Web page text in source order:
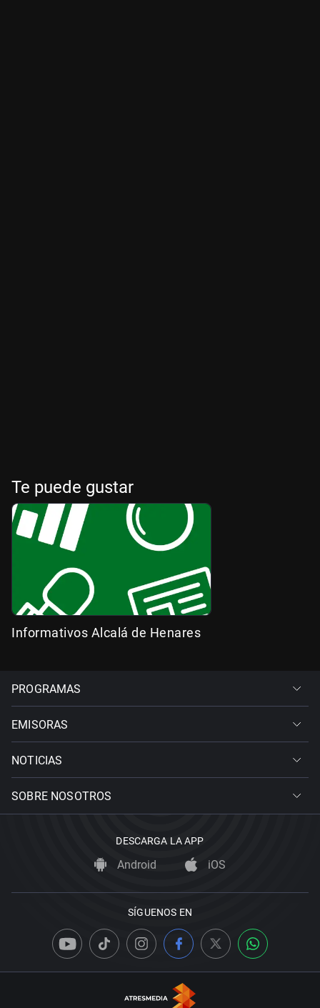
Te puede gustar
Informativos Alcalá de Henares
PROGRAMAS
EMISORAS
NOTICIAS
SOBRE NOSOTROS
DESCARGA LA APP
Android iOS
SÍGUENOS EN